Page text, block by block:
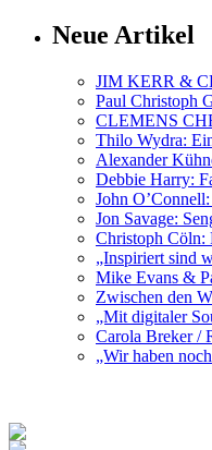
Neue Artikel
JIM KERR &
Paul Christoph
CLEMENS
Thilo Wydra:
Alexander
Debbie Harry:
John
Jon Savage:
Christoph Cöln:
„Inspiriert sind
Mike Evans &
Zwischen den
„Mit digitaler
Carola Breker /
„Wir haben